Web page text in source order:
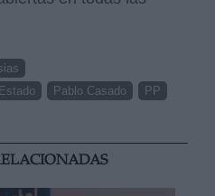
Pablo Casado
PP